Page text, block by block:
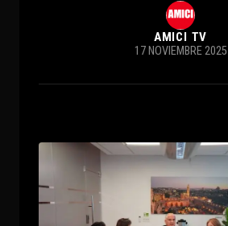
AMICI TV
17 NOVIEMBRE 2025